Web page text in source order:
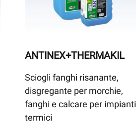
ANTINEX+THERMAKIL
Sciogli fanghi risanante,
disgregante per morchie,
fanghi e calcare per impianti
termici